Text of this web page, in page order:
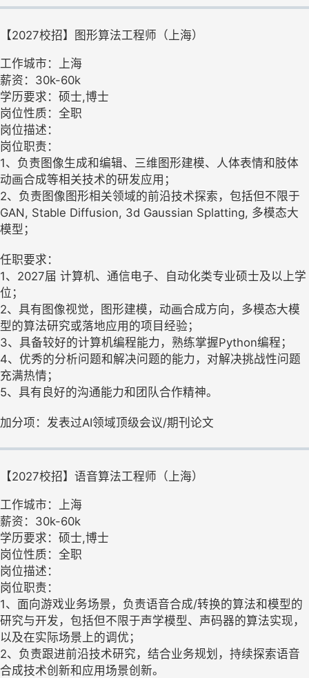
【2027校招】图形算法工程师（上海）
工作城市：上海
薪资：30k-60k
学历要求：硕士,博士
岗位性质：全职
岗位描述：
岗位职责：
1、负责图像生成和编辑、三维图形建模、人体表情和肢体
动画合成等相关技术的研发应用；
2、负责图像图形相关领域的前沿技术探索，包括但不限于
GAN, Stable Diffusion, 3d Gaussian Splatting, 多模态大
模型；
任职要求：
1、2027届 计算机、通信电子、自动化类专业硕士及以上学
位；
2、具有图像视觉，图形建模，动画合成方向，多模态大模
型的算法研究或落地应用的项目经验；
3、具备较好的计算机编程能力，熟练掌握Python编程；
4、优秀的分析问题和解决问题的能力，对解决挑战性问题
充满热情；
5、具有良好的沟通能力和团队合作精神。
加分项：发表过AI领域顶级会议/期刊论文
【2027校招】语音算法工程师（上海）
工作城市：上海
薪资：30k-60k
学历要求：硕士,博士
岗位性质：全职
岗位描述：
岗位职责：
1、面向游戏业务场景，负责语音合成/转换的算法和模型的
研究与开发，包括但不限于声学模型、声码器的算法实现，
以及在实际场景上的调优；
2、负责跟进前沿技术研究，结合业务规划，持续探索语音
合成技术创新和应用场景创新。